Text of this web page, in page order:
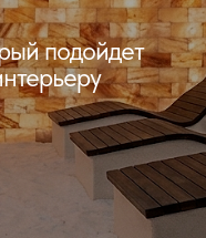
подойдет